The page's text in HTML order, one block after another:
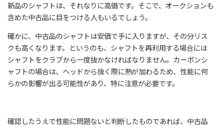
新品のシャフトは、それなりに高価です。そこで、オークションも
含めた中古品に目をつける人もいるでしょう。
確かに、中古品のシャフトは安価で手に入りますが、その分リス
クも高くなります。というのも、シャフトを再利用する場合には
シャフトをクラブから一度抜かなければなりません。カーボンシ
ャフトの場合は、ヘッドから抜く際に熱が加わるため、性能に何
らかの影響が出る可能性があり、特に注意が必要です。
確認したうえで性能に問題ないと判断したものであれば、中古品